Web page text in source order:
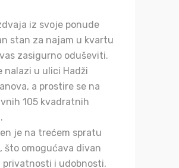
iz svoje ponude
stan za najam u kvartu
zasigurno oduševiti.
nalazi u ulici Hadži
a prostire se na
105 kvadratnih
je na trećem spratu
što omogućava divan
privatnosti i udobnosti.